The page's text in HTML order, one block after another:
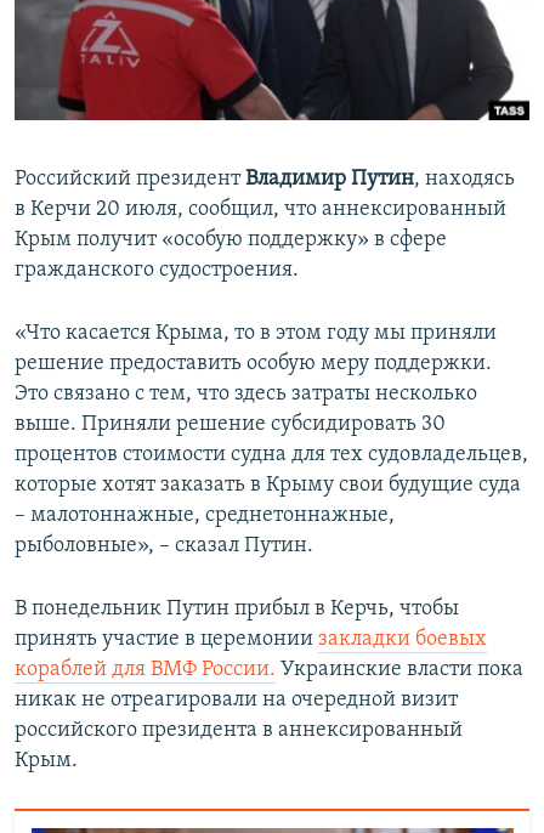
ПОБЕДИТЕЛЕЙ НЕ СУДЯТ?
КРЫМ.НЕПОКОРЕННЫЙ
ELIFBE
ПРИСОЕДИНЯЙТЕСЬ!
Все сайты RFE/RL
Российский президентВладимир Путин, находясь
в Керчи 20 июля, сообщил, что аннексированный
Крым получит «особую поддержку» в сфере
гражданского судостроения.
«Что касается Крыма, то в этом году мы приняли
решение предоставить особую меру поддержки.
Это связано с тем, что здесь затраты несколько
выше. Приняли решение субсидировать 30
процентов стоимости судна для тех судовладельцев,
которые хотят заказать в Крыму свои будущие суда
– малотоннажные, среднетоннажные,
рыболовные», – сказал Путин.
В понедельник Путин прибыл в Керчь, чтобы
принять участие в церемонии закладки боевых
кораблей для ВМФ России. Украинские власти пока
никак не отреагировали на очередной визит
российского президента в аннексированный
Крым.